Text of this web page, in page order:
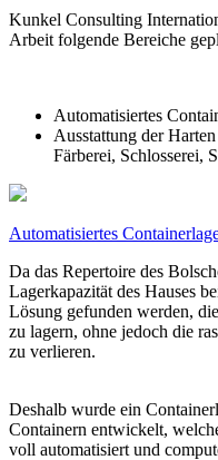
Kunkel Consulting
Arbeit folgende Bereiche
Automatisiertes
Ausstattung der
Färberei, Schlosserei,
Automatisiertes
Da das Repertoire des
Lagerkapazität des Hauses
Lösung gefunden werden,
zu lagern, ohne jedoch die
zu verlieren.
Deshalb wurde ein
Containern entwickelt,
voll automatisiert und